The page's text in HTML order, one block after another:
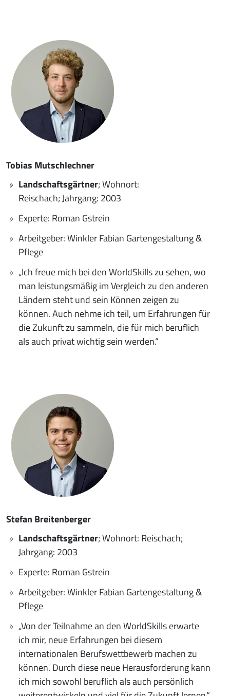
Tobias Mutschlechner
Landschaftsgärtner; Wohnort:
Reischach; Jahrgang: 2003
Experte: Roman Gstrein
Arbeitgeber: Winkler Fabian Gartengestaltung &
Pflege
„Ich freue mich bei den WorldSkills zu sehen, wo
man leistungsmäßig im Vergleich zu den anderen
Ländern steht und sein Können zeigen zu
können. Auch nehme ich teil, um Erfahrungen für
die Zukunft zu sammeln, die für mich beruflich
als auch privat wichtig sein werden.“
Stefan Breitenberger
Landschaftsgärtner; Wohnort: Reischach;
Jahrgang: 2003
Experte: Roman Gstrein
Arbeitgeber: Winkler Fabian Gartengestaltung &
Pflege
„Von der Teilnahme an den WorldSkills erwarte
ich mir, neue Erfahrungen bei diesem
internationalen Berufswettbewerb machen zu
können. Durch diese neue Herausforderung kann
ich mich sowohl beruflich als auch persönlich